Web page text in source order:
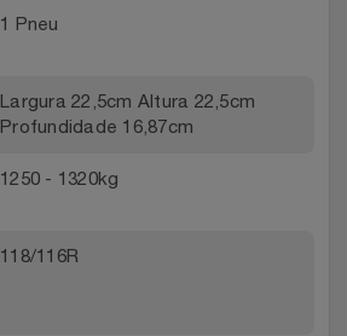
1 Pneu
Largura 22,5cm Altura 22,5cm
Profundidade 16,87cm
1250 - 1320kg
118/116R